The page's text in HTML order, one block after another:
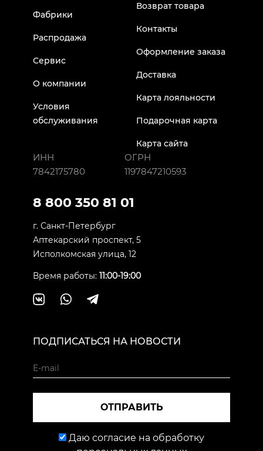
Фабрики
Распродажа
Сервис
О компании
Условия
обслуживания
Возврат товара
Контакты
Оформление заказа
Доставка
Карта лояльности
Подарочная карта
Карта сайта
ИНН
7842175780
ОГРН
1197847210593
8 800 350 81 01
г. Санкт-Петербург
Аптекарский проспект, 5
Исполкомская улица, 12
Время работы: 11:00-19:00
ПОДПИСАТЬСЯ НА НОВОСТИ
ОТПРАВИТЬ
Даю согласие на обработку